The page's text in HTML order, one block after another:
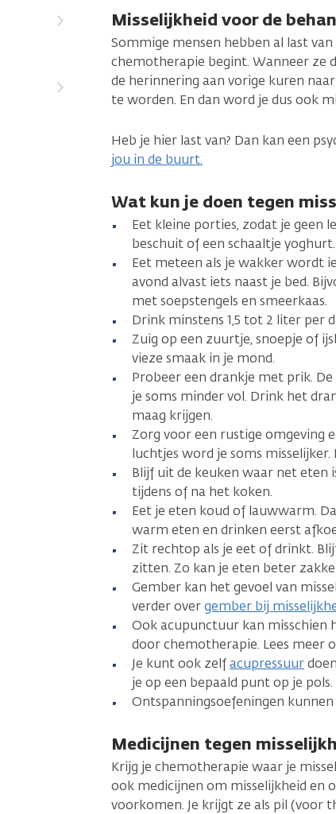
Misselijkheid voor de
Sommige mensen hebben al last
chemotherapie begint. Wanneer ze
de herinnering aan vorige kuren
te worden. En dan word je dus ook
Heb je hier last van? Dan kan een
jou in de buurt.
Wat kun je doen tegen
Eet kleine porties, zodat je geen
beschuit of een schaaltje yoghurt.
Eet meteen als je wakker wordt
avond alvast iets naast je bed.
met soepstengels en smeerkaas.
Drink minstens 1,5 tot 2 liter per
Zuig op een zuurtje, snoepje of
vieze smaak in je mond.
Probeer een drankje met prik.
je soms minder vol. Drink het
maag krijgen.
Zorg voor een rustige omgeving
luchtjes word je soms
Blijf uit de keuken waar net eten
tijdens of na het koken.
Eet je eten koud of lauwwarm.
warm eten en drinken eerst
Zit rechtop als je eet of drinkt.
zitten. Zo kan je eten beter
Gember kan het gevoel van
verder overgember bij
Ook acupunctuur kan misschien
door chemotherapie. Lees meer
Je kunt ook zelfacupressuur
je op een bepaald punt op je
Ontspanningsoefeningen
Medicijnen tegen
Krijg je chemotherapie waar je
ook medicijnen om misselijkheid en
voorkomen. Je krijgt ze als pil (voor